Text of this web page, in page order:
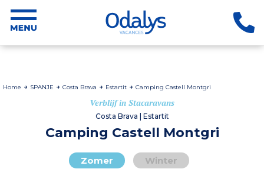
Home SPANJE Costa Brava Estartit Camping Castell Montgri
Verblijf in Stacaravans
Costa Brava | Estartit
Camping Castell Montgri
Zomer Winter